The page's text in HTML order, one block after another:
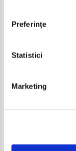
Preferinţe
Statistici
Marketing